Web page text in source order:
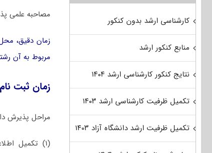
مصاحبه علمی
زمان دقیق،
مربوط به آن
زمان ثبت نام
مراحل پذیرش
(۱) تکمیل
کارشناسی ارشد بدون کنکور
منابع کنکور ارشد
نتایج کنکور کارشناسی ارشد ۱۴۰۴
تکمیل ظرفیت کارشناسی ارشد ۱۴۰۳
تکمیل ظرفیت ارشد دانشگاه آزاد ۱۴۰۳